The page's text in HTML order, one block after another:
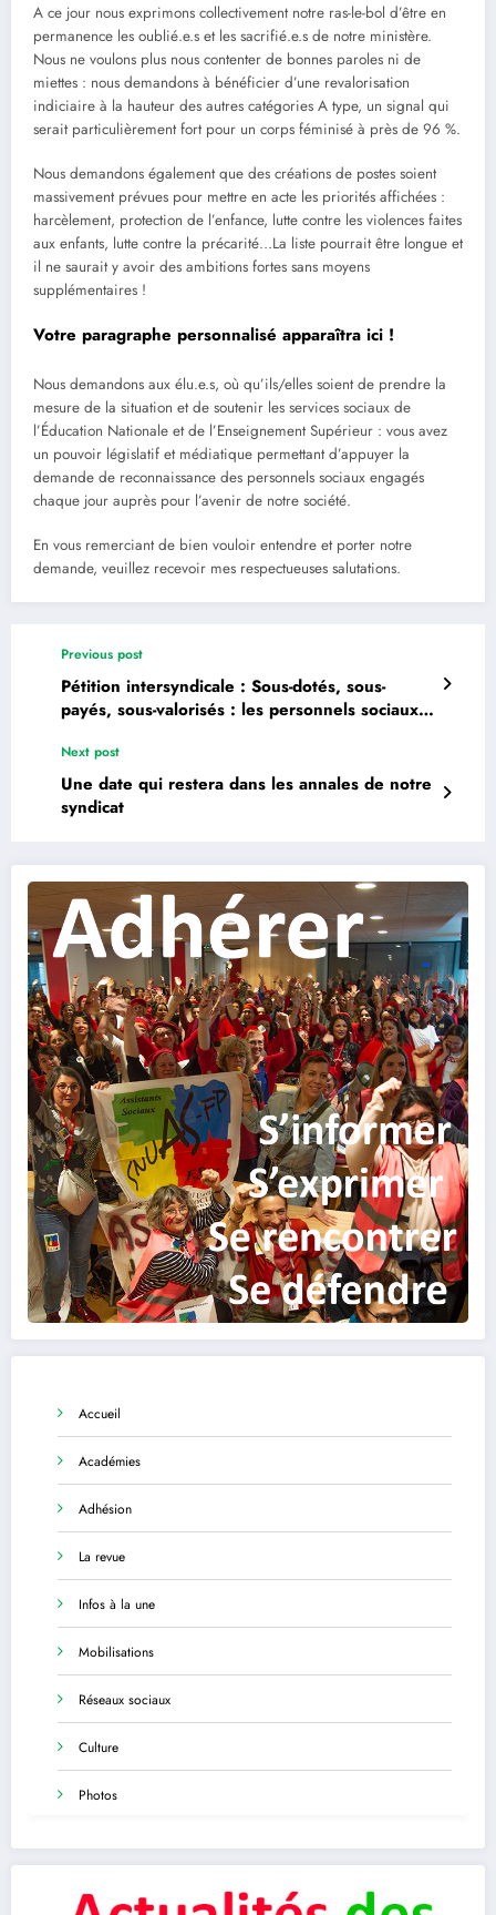
A ce jour nous exprimons collectivement notre ras-le-bol d’être en
permanence les oublié.e.s et les sacrifié.e.s de notre ministère.
Nous ne voulons plus nous contenter de bonnes paroles ni de
miettes : nous demandons à bénéficier d’une revalorisation
indiciaire à la hauteur des autres catégories A type, un signal qui
serait particulièrement fort pour un corps féminisé à près de 96 %.
Nous demandons également que des créations de postes soient
massivement prévues pour mettre en acte les priorités affichées :
harcèlement, protection de l’enfance, lutte contre les violences faites
aux enfants, lutte contre la précarité…La liste pourrait être longue et
il ne saurait y avoir des ambitions fortes sans moyens
supplémentaires !
Votre paragraphe personnalisé apparaîtra ici !
Nous demandons aux élu.e.s, où qu’ils/elles soient de prendre la
mesure de la situation et de soutenir les services sociaux de
l’Éducation Nationale et de l’Enseignement Supérieur : vous avez
un pouvoir législatif et médiatique permettant d’appuyer la
demande de reconnaissance des personnels sociaux engagés
chaque jour auprès pour l’avenir de notre société.
En vous remerciant de bien vouloir entendre et porter notre
demande, veuillez recevoir mes respectueuses salutations.
Previous post
Pétition intersyndicale : Sous-dotés, sous-
payés, sous-valorisés : les personnels sociaux
Next post
Une date qui restera dans les annales de notre
syndicat
Accueil
Académies
Adhésion
La revue
Infos à la une
Mobilisations
Réseaux sociaux
Culture
Photos